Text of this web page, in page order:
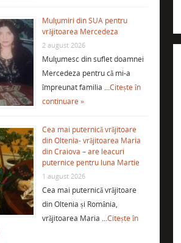
Mulţumiri din SUA pentru
vrăjitoarea Mercedeza
2 august 2026
Mulţumesc din suflet doamnei
Mercedeza pentru că mi-a
împreunat familia …Citește în
continuare »
Cea mai puternică vrăjitoare
din Oltenia- vrăjitoarea Maria
din Craiova – are leacuri
puternice pentru luna Martie
1 august 2026
Cea mai puternică vrăjitoare
din Oltenia și România,
vrăjitoarea Maria …Citește în